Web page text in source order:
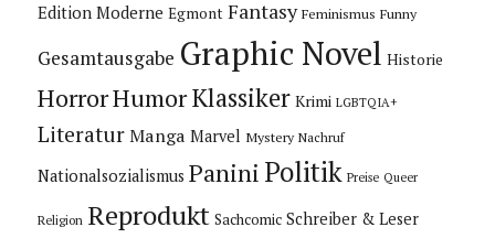
Edition Moderne Egmont Fantasy Feminismus Funny
Gesamtausgabe Graphic Novel Historie
HorrorHumorKlassiker Krimi LGBTQIA+
Literatur Manga Marvel Mystery Nachruf
Nationalsozialismus Panini Politik Preise Queer
Religion Reprodukt Sachcomic Schreiber & Leser